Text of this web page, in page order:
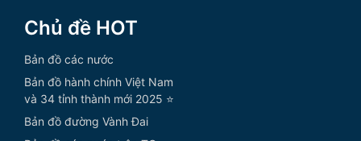
Chủ đề HOT
Bản đồ các nước
Bản đồ hành chính Việt Nam
và 34 tỉnh thành mới 2025 ⭐
Bản đồ đường Vành Đai